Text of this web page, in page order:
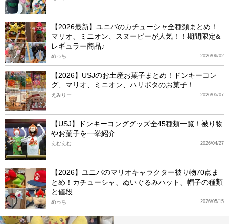
【2026最新】ユニバのカチューシャ全種類まとめ！
マリオ、ミニオン、スヌーピーが人気！！期間限定&
レギュラー商品♪
2026/06/02
めっち
【2026】USJのお土産お菓子まとめ！ドンキーコン
グ、マリオ、ミニオン、ハリポタのお菓子！
2026/05/07
えみりー
【USJ】ドンキーコンググッズ全45種類一覧！被り物
やお菓子を一挙紹介
2026/04/27
えむえむ
【2026】ユニバのマリオキャラクター被り物70点ま
とめ！カチューシャ、ぬいぐるみハット、帽子の種類
と値段
2026/05/15
めっち